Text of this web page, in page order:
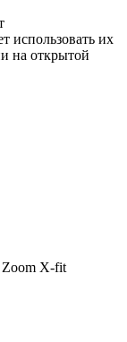
использовать их
на открытой
Zoom X-fit